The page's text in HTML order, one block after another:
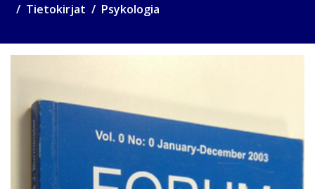
Tietokirjat Psykologia